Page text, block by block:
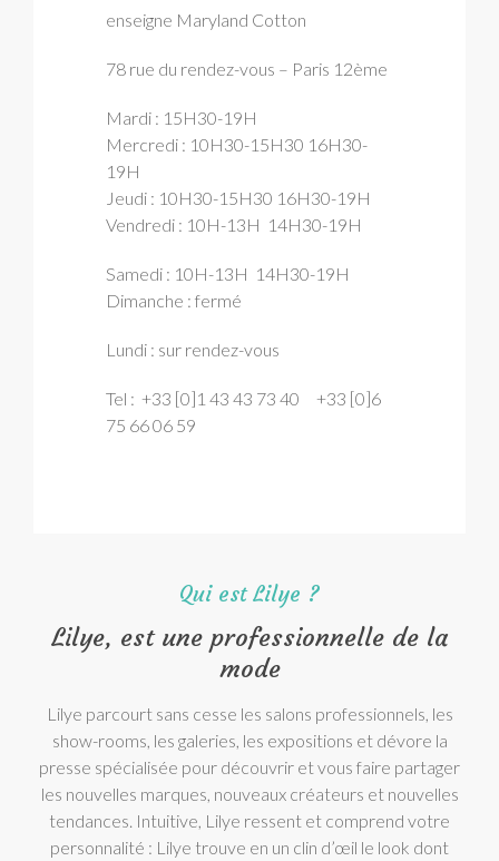
enseigne Maryland Cotton
78 rue du rendez-vous – Paris 12ème
Mardi : 15H30-19H
Mercredi : 10H30-15H30 16H30-
19H
Jeudi : 10H30-15H30 16H30-19H
Vendredi : 10H-13H 14H30-19H
Samedi : 10H-13H 14H30-19H
Dimanche : fermé
Lundi : sur rendez-vous
Tel : +33 [0]1 43 43 73 40 +33 [0]6
75 66 06 59
Qui est Lilye ?
Lilye, est une professionnelle de la
mode
Lilye parcourt sans cesse les salons professionnels, les
show-rooms, les galeries, les expositions et dévore la
presse spécialisée pour découvrir et vous faire partager
les nouvelles marques, nouveaux créateurs et nouvelles
tendances. Intuitive, Lilye ressent et comprend votre
personnalité : Lilye trouve en un clin d’œil le look dont